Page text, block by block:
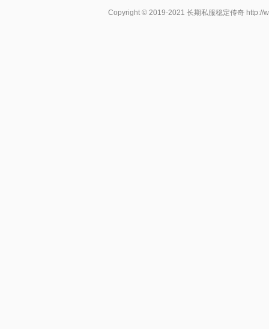
Copyright © 2019-2021 长期私服稳定传奇 http://